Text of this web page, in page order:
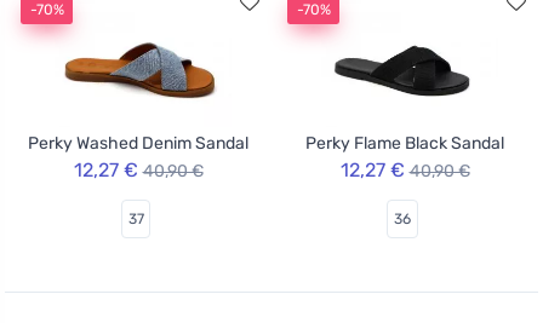
-70%
Perky Washed Denim Sandal
12,27 € 40,90 €
37
-70%
Perky Flame Black Sandal
12,27 € 40,90 €
36